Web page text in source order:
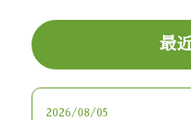
最
2026/08/05